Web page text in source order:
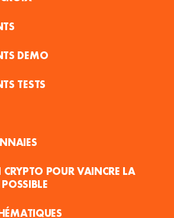
DEMO
TESTS
CRYPTO POUR VAINCRE LA